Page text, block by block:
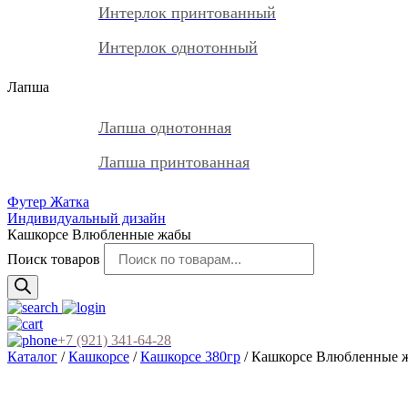
Интерлок принтованный
Интерлок однотонный
Лапша
Лапша однотонная
Лапша принтованная
Футер Жатка
Индивидуальный дизайн
Кашкорсе Влюбленные жабы
Поиск товаров
+7 (921) 341-64-28
Каталог /Кашкорсе /Кашкорсе 380гр / Кашкорсе Влюбленные